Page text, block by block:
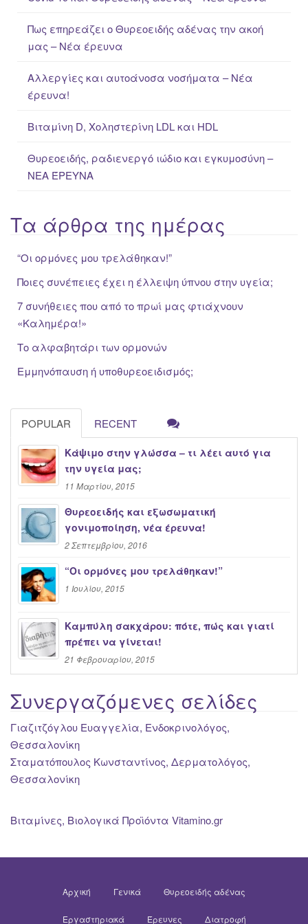
Πως επηρεάζει ο Θυρεοειδής αδένας την ακοή
μας – Νέα έρευνα
Αλλεργίες και αυτοάνοσα νοσήματα – Νέα
έρευνα!
Βιταμίνη D, Χοληστερίνη LDL και HDL
Θυρεοειδής, ραδιενεργό ιώδιο και εγκυμοσύνη –
ΝΕΑ ΈΡΕΥΝΑ
Τα άρθρα της ημέρας
“Oι ορμόνες μου τρελάθηκαν!”
Ποιες συνέπειες έχει η έλλειψη ύπνου στην υγεία;
7 συνήθειες που από το πρωί μας φτιάχνουν
«Καλημέρα!»
Το αλφαβητάρι των ορμονών
Εμμηνόπαυση ή υποθυρεοειδισμός;
POPULAR RECENT
Κάψιμο στην γλώσσα – τι λέει αυτό για
την υγεία μας;
11 Μαρτίου, 2015
Θυρεοειδής και εξωσωματική
γονιμοποίηση, νέα έρευνα!
2 Σεπτεμβρίου, 2016
“Oι ορμόνες μου τρελάθηκαν!”
1 Ιουλίου, 2015
Καμπύλη σακχάρου: πότε, πώς και γιατί
πρέπει να γίνεται!
21 Φεβρουαρίου, 2015
Συνεργαζόμενες σελίδες
Γιαζιτζόγλου Ευαγγελία, Ενδοκρινολόγος,
Θεσσαλονίκη
Σταματόπουλος Κωνσταντίνος, Δερματολόγος,
Θεσσαλονίκη
Βιταμίνες, Βιολογικά Προϊόντα Vitamino.gr
Αρχική Γενικά Θυρεοειδής αδένας
Εργαστηριακά Έρευνες Διατροφή